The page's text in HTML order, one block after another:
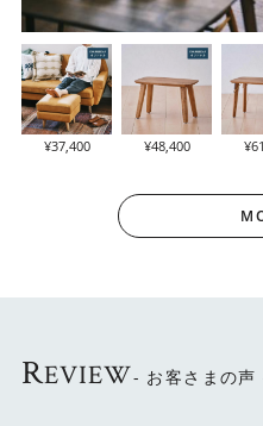
¥37,400 ¥48,400
REVIEW- お客さまの声